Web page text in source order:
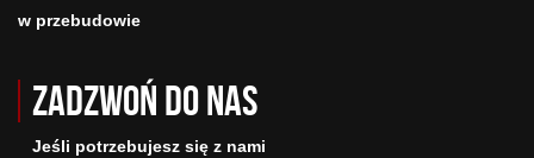
w przebudowie
Zadzwoń do nas
Jeśli potrzebujesz się z nami